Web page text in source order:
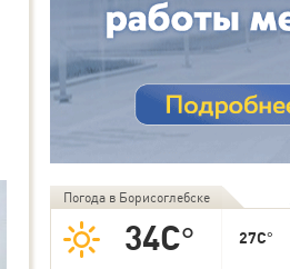
Погода в Борисоглебске
34C° 27C°